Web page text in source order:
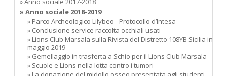
» Anno sociale 2018-2019
» Parco Archeologico Lilybeo - Protocollo d’Intesa
» Conclusione service raccolta occhiali usati
» Lions Club Marsala sulla Rivista del Distretto 108YB Sicilia in
maggio 2019
» Gemellaggio in trasferta a Schio per il Lions Club Marsala
» Scuole e Lions nella lotta contro i tumori